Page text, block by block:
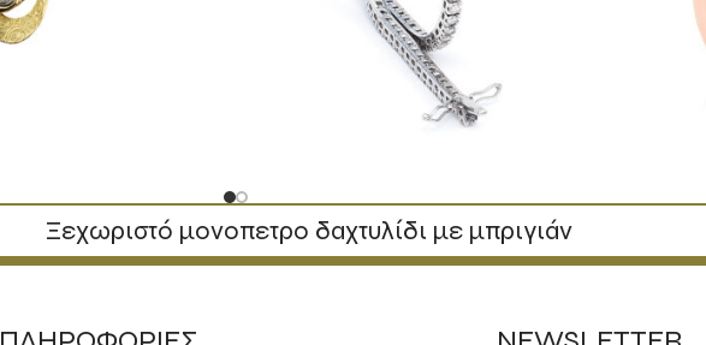
Ξεχωριστό μονοπετρο δαχτυλίδι με μπριγιάν